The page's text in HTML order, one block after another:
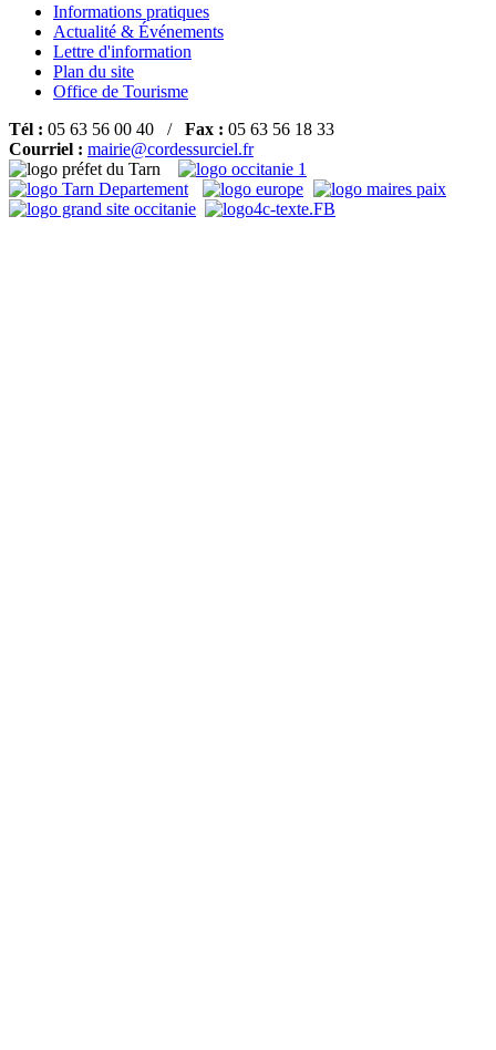
Informations pratiques
Actualité & Événements
Lettre d'information
Plan du site
Office de Tourisme
Tél : 05 63 56 00 40 / Fax : 05 63 56 18 33
Courriel : mairie@cordessurciel.fr